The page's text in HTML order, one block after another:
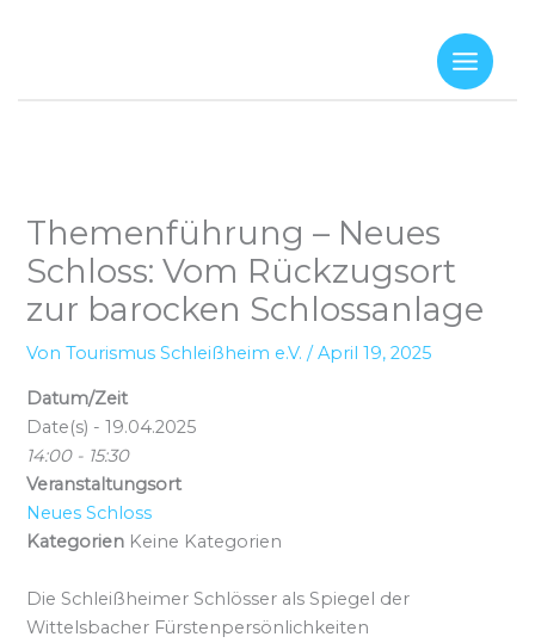
Themenführung – Neues
Schloss: Vom Rückzugsort
zur barocken Schlossanlage
VonTourismus Schleißheim e.V./April 19, 2025
Datum/Zeit
Date(s) - 19.04.2025
14:00 - 15:30
Veranstaltungsort
Neues Schloss
Kategorien Keine Kategorien
Die Schleißheimer Schlösser als Spiegel der
Wittelsbacher Fürstenpersönlichkeiten